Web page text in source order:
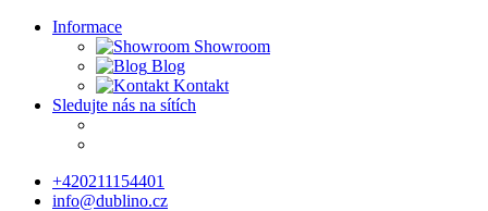
Informace
Showroom
Blog
Kontakt
Sledujte nás na sítích
+420211154401
info@dublino.cz